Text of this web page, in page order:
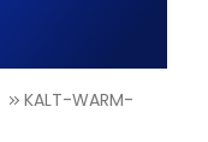
KALT-WARM-